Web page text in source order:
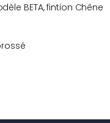
BETA, fintion Chêne